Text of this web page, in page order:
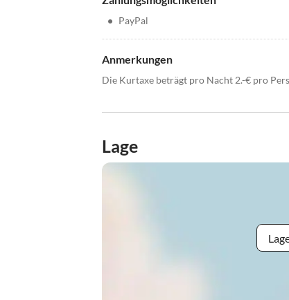
• PayPal
Anmerkungen
Die Kurtaxe beträgt pro Nacht 2.-€ pro
Lage